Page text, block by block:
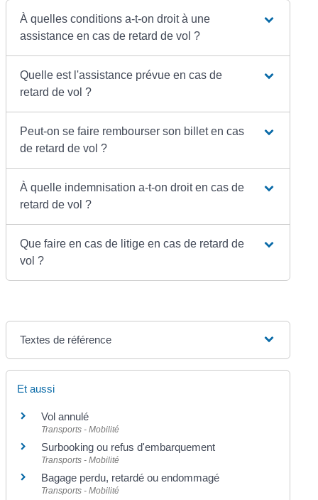
À quelles conditions a-t-on droit à une
assistance en cas de retard de vol ?
Quelle est l'assistance prévue en cas de
retard de vol ?
Peut-on se faire rembourser son billet en cas
de retard de vol ?
À quelle indemnisation a-t-on droit en cas de
retard de vol ?
Que faire en cas de litige en cas de retard de
vol ?
Textes de référence
Et aussi
Vol annulé
Transports - Mobilité
Surbooking ou refus d'embarquement
Transports - Mobilité
Bagage perdu, retardé ou endommagé
Transports - Mobilité